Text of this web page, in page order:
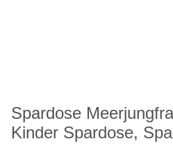
Spardose
Kinder Spardose,